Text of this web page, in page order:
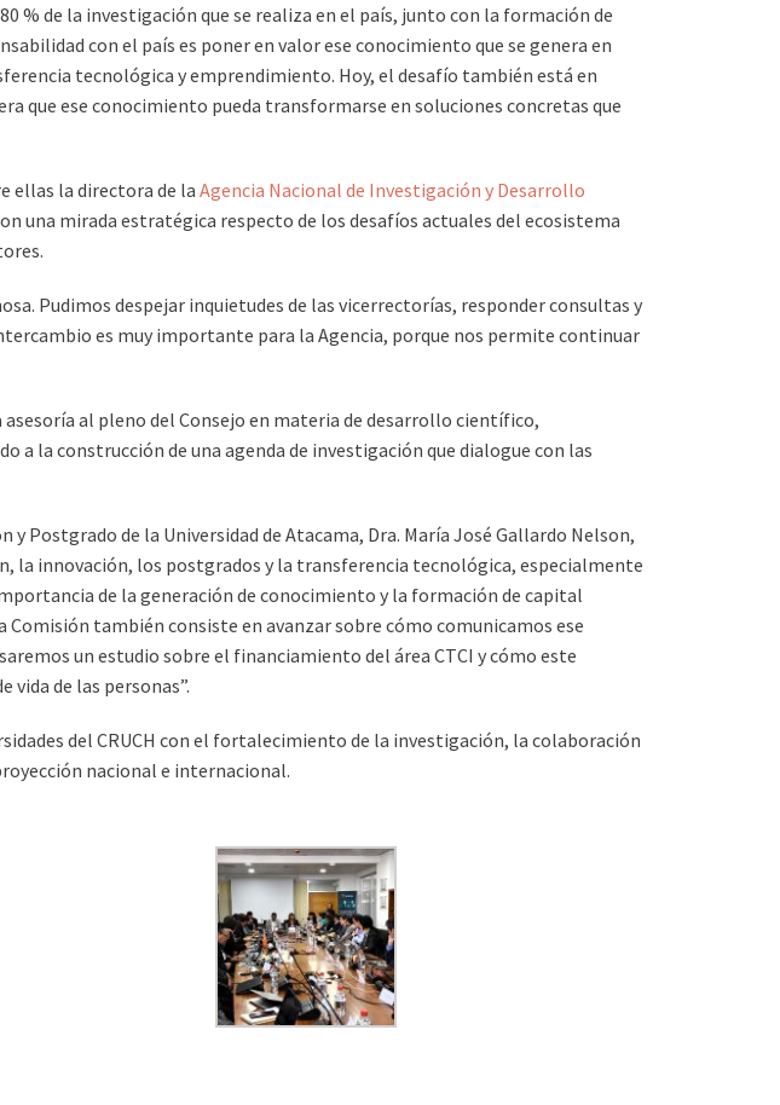
% de la investigación que se realiza en el país, junto con la formación de
con el país es poner en valor ese conocimiento que se genera en
tecnológica y emprendimiento. Hoy, el desafío también está en
que ese conocimiento pueda transformarse en soluciones concretas que
ellas la directora de la Agencia Nacional de Investigación y Desarrollo
una mirada estratégica respecto de los desafíos actuales del ecosistema
Pudimos despejar inquietudes de las vicerrectorías, responder consultas y
es muy importante para la Agencia, porque nos permite continuar
al pleno del Consejo en materia de desarrollo científico,
la construcción de una agenda de investigación que dialogue con las
Postgrado de la Universidad de Atacama, Dra. María José Gallardo Nelson,
la innovación, los postgrados y la transferencia tecnológica, especialmente
de la generación de conocimiento y la formación de capital
también consiste en avanzar sobre cómo comunicamos ese
un estudio sobre el financiamiento del área CTCI y cómo este
de las personas”.
del CRUCH con el fortalecimiento de la investigación, la colaboración
nacional e internacional.